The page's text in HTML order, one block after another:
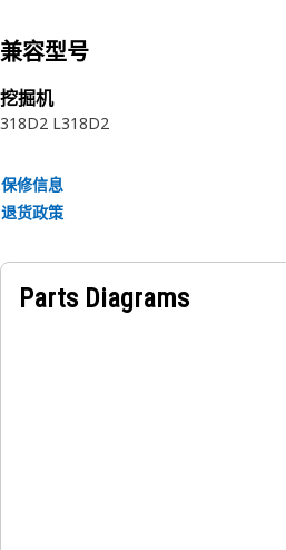
兼容型号
挖掘机
318D2 L318D2
保修信息
退货政策
Parts Diagrams